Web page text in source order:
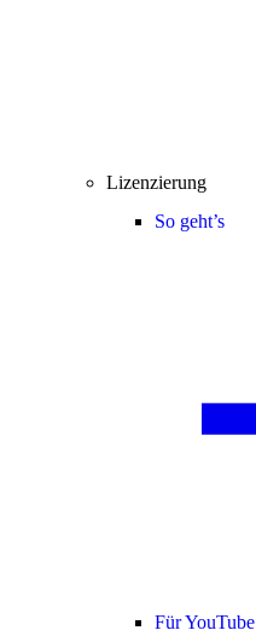
Lizenzierung
So geht’s
Für YouTube